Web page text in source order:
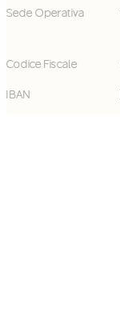
Sede Operativa
Codice Fiscale
IBAN